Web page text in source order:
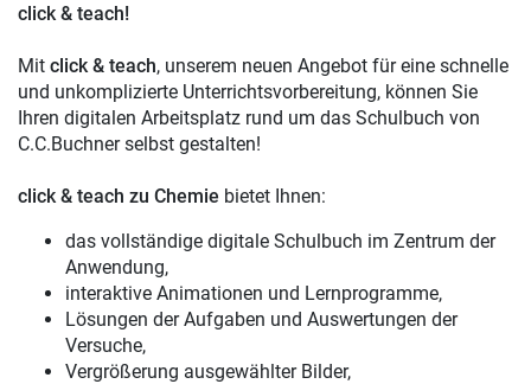
click & teach!
Mit click & teach, unserem neuen Angebot für eine schnelle
und unkomplizierte Unterrichtsvorbereitung, können Sie
Ihren digitalen Arbeitsplatz rund um das Schulbuch von
C.C.Buchner selbst gestalten!
click & teach zu Chemie bietet Ihnen:
das vollständige digitale Schulbuch im Zentrum der
Anwendung,
interaktive Animationen und Lernprogramme,
Lösungen der Aufgaben und Auswertungen der
Versuche,
Vergrößerung ausgewählter Bilder,